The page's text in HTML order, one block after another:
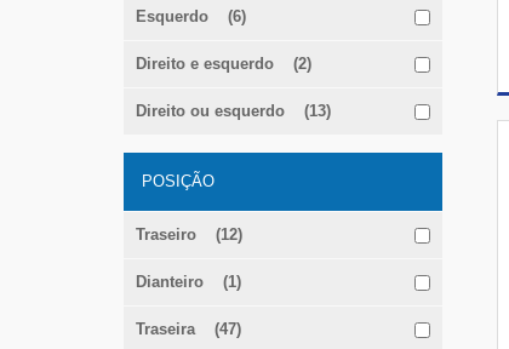
Esquerdo (6)
Direito e esquerdo (2)
Direito ou esquerdo (13)
POSIÇÃO
Traseiro (12)
Dianteiro (1)
Traseira (47)